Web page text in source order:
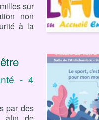
sur
non
à la
- 4
par des